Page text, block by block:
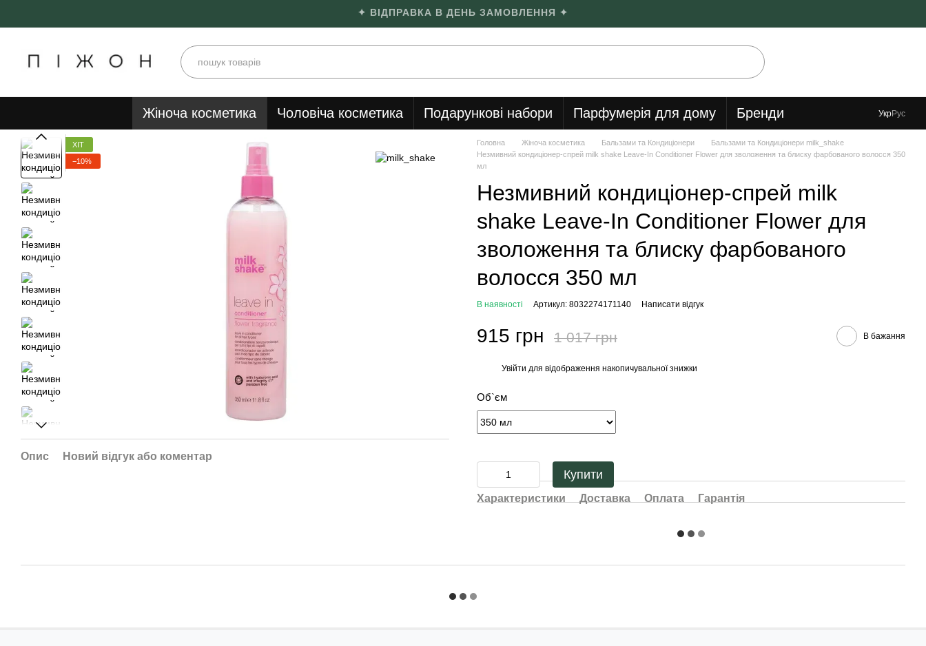
✦ ВІДПРАВКА В ДЕНЬ ЗАМОВЛЕННЯ ✦
Жіноча косметика Чоловіча косметика Подарункові набори Парфумерія для дому Бренди УкрРус
ХІТ
−10%
Опис Новий відгук або коментар
Головна Жіноча косметика Бальзами та Кондиціонери
Бальзами та Кондиціонери milk_shake
Незмивний кондиціонер-спрей milk shake Leave-In Conditioner Flower для зволоження та блиску фарбованого волосся 350
мл
Незмивний кондиціонер-спрей milk
shake Leave-In Conditioner Flower для
зволоження та блиску фарбованого
волосся 350 мл
В наявності Артикул: 8032274171140 Написати відгук
915 грн 1 017 грн В бажання
Увійти для відображення накопичувальної знижки
Об`єм
Купити
Характеристики Доставка Оплата Гарантія